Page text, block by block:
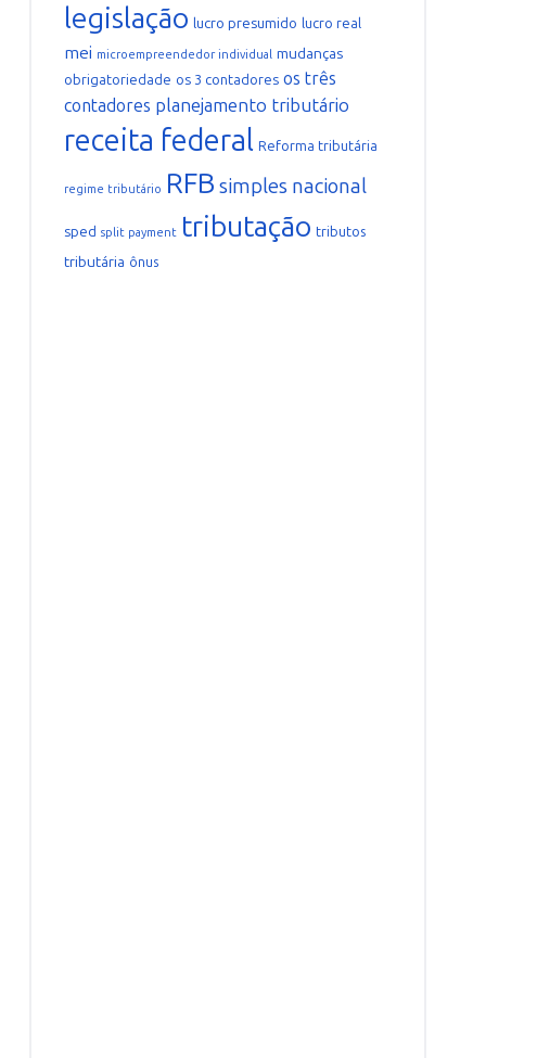
legislação lucro presumido lucro real
mei microempreendedor individual mudanças
obrigatoriedade os 3 contadores os três
contadores planejamento tributário
receita federal Reforma tributária
regime tributário RFB simples nacional
sped split payment tributação tributos
tributária ônus